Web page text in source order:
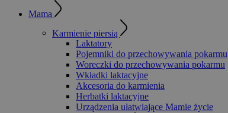
Mama
Karmienie piersią
Laktatory
Pojemniki do przechowywania pokarmu
Woreczki do przechowywania pokarmu
Wkładki laktacyjne
Akcesoria do karmienia
Herbatki laktacyjne
Urządzenia ułatwiające Mamie życie